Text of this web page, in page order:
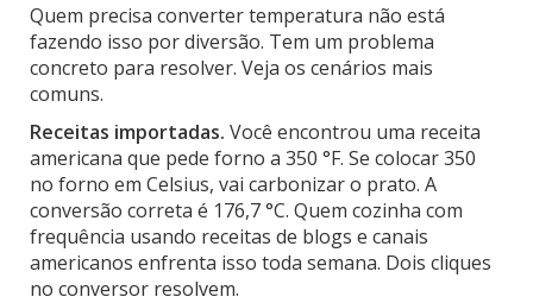
Quem precisa converter temperatura não está
fazendo isso por diversão. Tem um problema
concreto para resolver. Veja os cenários mais
comuns.
Receitas importadas. Você encontrou uma receita
americana que pede forno a 350 °F. Se colocar 350
no forno em Celsius, vai carbonizar o prato. A
conversão correta é 176,7 °C. Quem cozinha com
frequência usando receitas de blogs e canais
americanos enfrenta isso toda semana. Dois cliques
no conversor resolvem.